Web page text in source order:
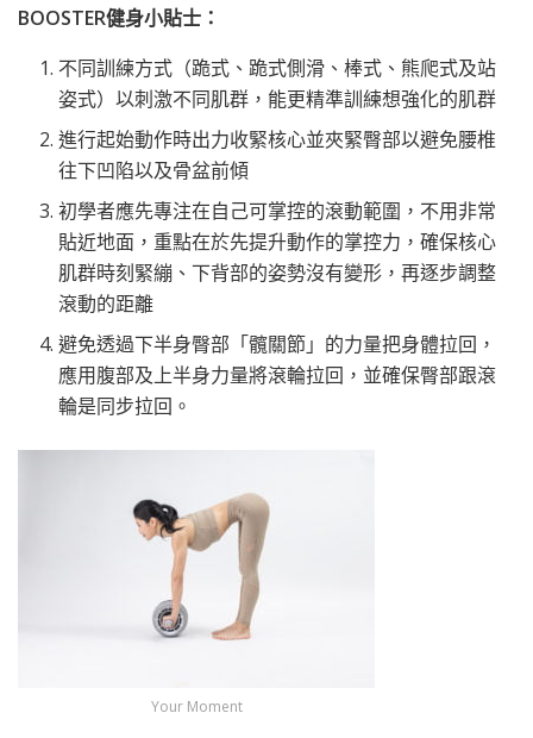
BOOSTER健身小貼士：
不同訓練方式（跪式、跪式側滑、棒式、熊爬式及站
姿式）以刺激不同肌群，能更精準訓練想強化的肌群
進行起始動作時出力收緊核心並夾緊臀部以避免腰椎
往下凹陷以及骨盆前傾
初學者應先專注在自己可掌控的滾動範圍，不用非常
貼近地面，重點在於先提升動作的掌控力，確保核心
肌群時刻緊繃、下背部的姿勢沒有變形，再逐步調整
滾動的距離
避免透過下半身臀部「髖關節」的力量把身體拉回，
應用腹部及上半身力量將滾輪拉回，並確保臀部跟滾
輪是同步拉回。
Your Moment